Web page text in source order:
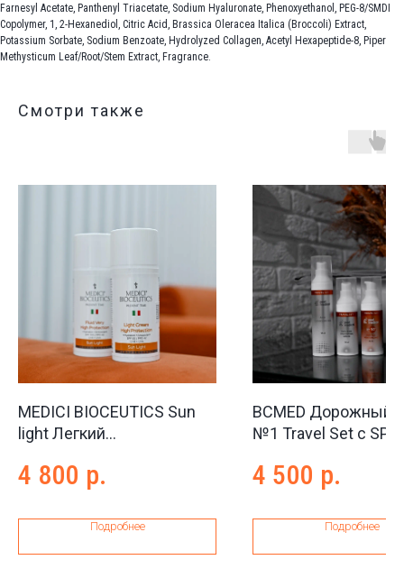
Farnesyl Acetate, Panthenyl Triacetate, Sodium Hyaluronate, Phenoxyethanol, PEG-8/SMDI
Copolymer, 1, 2-Hexanediol, Citric Acid, Brassica Oleracea Italica (Broccoli) Extract,
Potassium Sorbate, Sodium Benzoate, Hydrolyzed Collagen, Acetyl Hexapeptide-8, Piper
Methysticum Leaf/Root/Stem Extract, Fragrance.
Смотри также
MEDICI BIOCEUTICS Sun
light Легкий
для лица SPF50, 100мл
4 800 р.
Подробнее
BCMED Дорожный
№1 Travel Set с SPF
4 500 р.
Подробнее